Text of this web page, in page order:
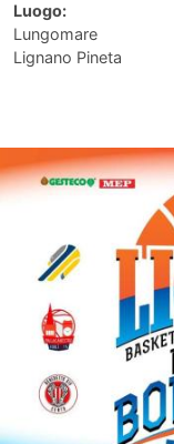
Luogo:
Lungomare
Lignano Pineta